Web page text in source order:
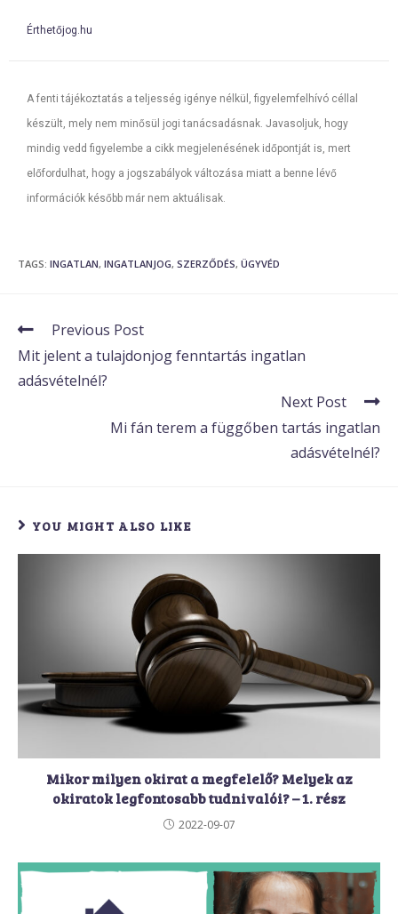
Érthetőjog.hu
A fenti tájékoztatás a teljesség igénye nélkül, figyelemfelhívó céllal
készült, mely nem minősül jogi tanácsadásnak. Javasoljuk, hogy
mindig vedd figyelembe a cikk megjelenésének időpontját is, mert
előfordulhat, hogy a jogszabályok változása miatt a benne lévő
információk később már nem aktuálisak.
TAGS: INGATLAN, INGATLANJOG, SZERZŐDÉS, ÜGYVÉD
Previous Post
Mit jelent a tulajdonjog fenntartás ingatlan
adásvételnél?
Next Post
Mi fán terem a függőben tartás ingatlan
adásvételnél?
YOU MIGHT ALSO LIKE
Mikor milyen okirat a megfelelő? Melyek az
okiratok legfontosabb tudnivalói? – 1. rész
2022-09-07